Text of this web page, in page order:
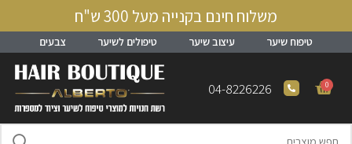
משלוח חינם בקנייה מעל 300 ש"ח
טיפוח שיער עיצוב שיער טיפולים לשיער צבעים
0
04-8226226